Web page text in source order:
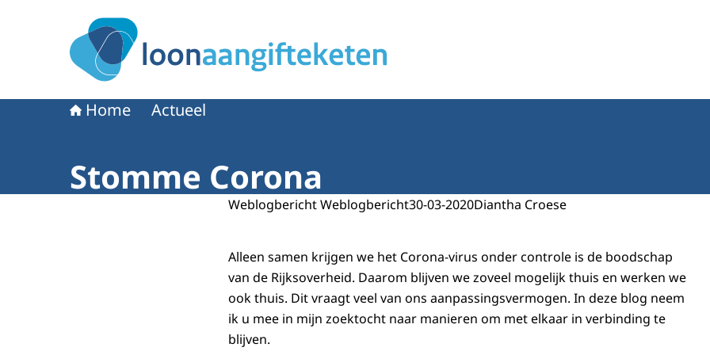
Home Actueel
Stomme Corona
Weblogbericht Weblogbericht30-03-2020Diantha Croese
Alleen samen krijgen we het Corona-virus onder controle is de boodschap
van de Rijksoverheid. Daarom blijven we zoveel mogelijk thuis en werken we
ook thuis. Dit vraagt veel van ons aanpassingsvermogen. In deze blog neem
ik u mee in mijn zoektocht naar manieren om met elkaar in verbinding te
blijven.